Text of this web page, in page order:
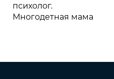
психолог.
Многодетная мама